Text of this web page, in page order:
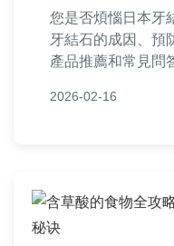
您是否煩惱日本牙
牙結石的成因、預
產品推薦和常見問
2026-02-16